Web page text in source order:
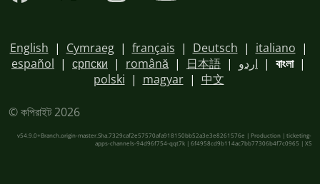
English | Cymraeg| français | Deutsch | italiano |
español | српски | română | 日本語 | اردو | বাংলা|
polski | magyar| 中文
© কপিরাইট 2026
v54.9.0+Branch.origin-master.Sha.7329caf2e57570afa918150bb52a3e3e8261576e | Production | ticketing-
apps-channels-94d96f754-qqt7k | 6f4958cd9b114ac7bb77306b4f7c0965 | XS